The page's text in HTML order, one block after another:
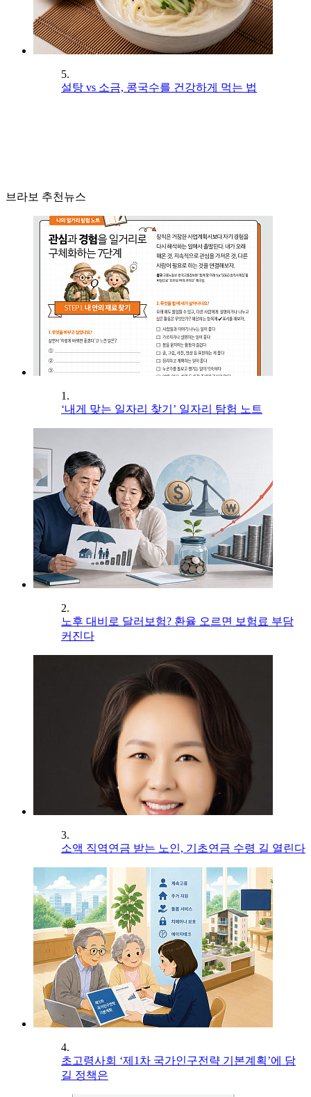
5.
설탕 vs 소금, 콩국수를 건강하게 먹는 법
브라보 추천뉴스
1.
‘내게 맞는 일자리 찾기’ 일자리 탐험 노트
2.
노후 대비로 달러보험? 환율 오르면 보험료 부담
커진다
3.
소액 직역연금 받는 노인, 기초연금 수령 길 열린다
4.
초고령사회 ‘제1차 국가인구전략 기본계획’에 담
길 정책은